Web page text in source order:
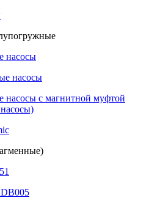
насосы
насосы
насосы с магнитной муфтой